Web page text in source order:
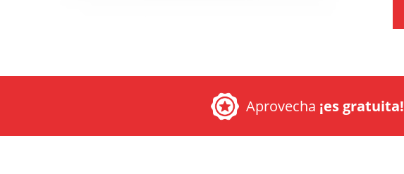
Aprovecha ¡es gratuita!